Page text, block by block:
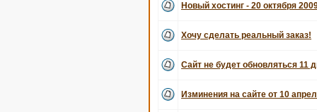
Новый хостинг - 20 октября
Хочу сделать реальный заказ!
Сайт не будет обновляться 11
Изминения на сайте от 10